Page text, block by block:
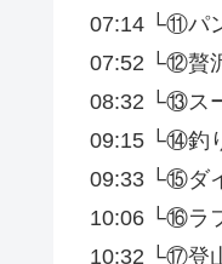
07:14 └⑪パ
07:52 └⑫贅
08:32 └⑬ス
09:15 └⑭釣
09:33 └⑮ダ
10:06 └⑯ラ
10:32 └⑰登